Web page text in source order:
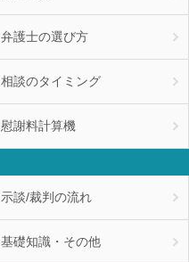
弁護士の選び方
相談のタイミング
慰謝料計算機
示談/裁判の流れ
基礎知識・その他